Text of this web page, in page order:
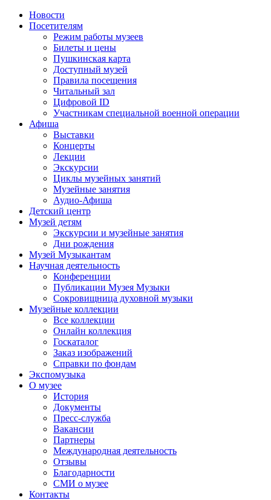
Новости
Посетителям
Режим работы музеев
Билеты и цены
Пушкинская карта
Доступный музей
Правила посещения
Читальный зал
Цифровой ID
Участникам специальной военной операции
Афиша
Выставки
Концерты
Лекции
Экскурсии
Циклы музейных занятий
Музейные занятия
Аудио-Афиша
Детский центр
Музей детям
Экскурсии и музейные занятия
Дни рождения
Музей Музыкантам
Научная деятельность
Конференции
Публикации Музея Музыки
Сокровищница духовной музыки
Музейные коллекции
Все коллекции
Онлайн коллекция
Госкаталог
Заказ изображений
Справки по фондам
Экспомузыка
О музее
История
Документы
Пресс-служба
Вакансии
Партнеры
Международная деятельность
Отзывы
Благодарности
СМИ о музее
Контакты